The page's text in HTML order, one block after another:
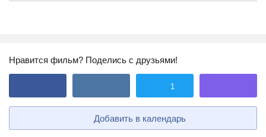
Нравится фильм? Поделись с друзьями!
1
Добавить в календарь